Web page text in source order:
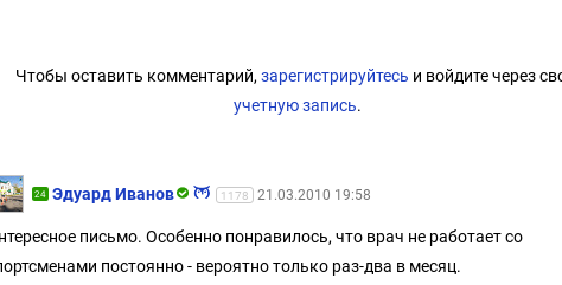
Чтобы оставить комментарий, зарегистрируйтесь и войдите через
учетную запись.
24 Эдуард Иванов 1178 21.03.2010 19:58
письмо. Особенно понравилось, что врач не работает со
постоянно - вероятно только раз-два в месяц.